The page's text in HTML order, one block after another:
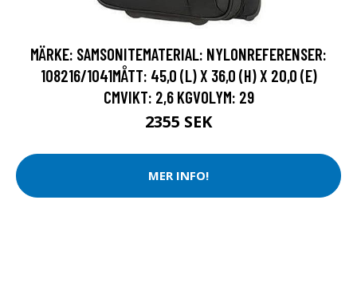
MÄRKE: SAMSONITEMATERIAL: NYLONREFERENSER:
108216/1041MÅTT: 45,0 (L) X 36,0 (H) X 20,0 (E)
CMVIKT: 2,6 KGVOLYM: 29
2355 SEK
MER INFO!